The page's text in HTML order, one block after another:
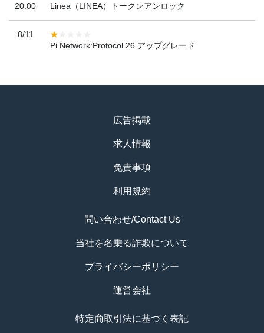
20:00
Linea（LINEA）トークンアンロック
8/11
Pi Network:Protocol 26 アップグレード
広告掲載
求人情報
免責事項
利用規約
問い合わせ/Contact Us
当社を名乗る詐欺について
プライバシーポリシー
運営会社
特定商取引法に基づく表記